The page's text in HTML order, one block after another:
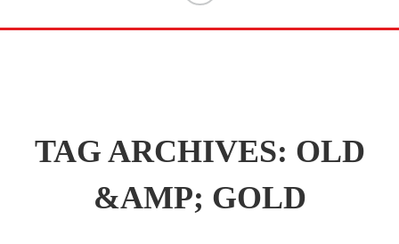
TAG ARCHIVES: OLD
&AMP; GOLD